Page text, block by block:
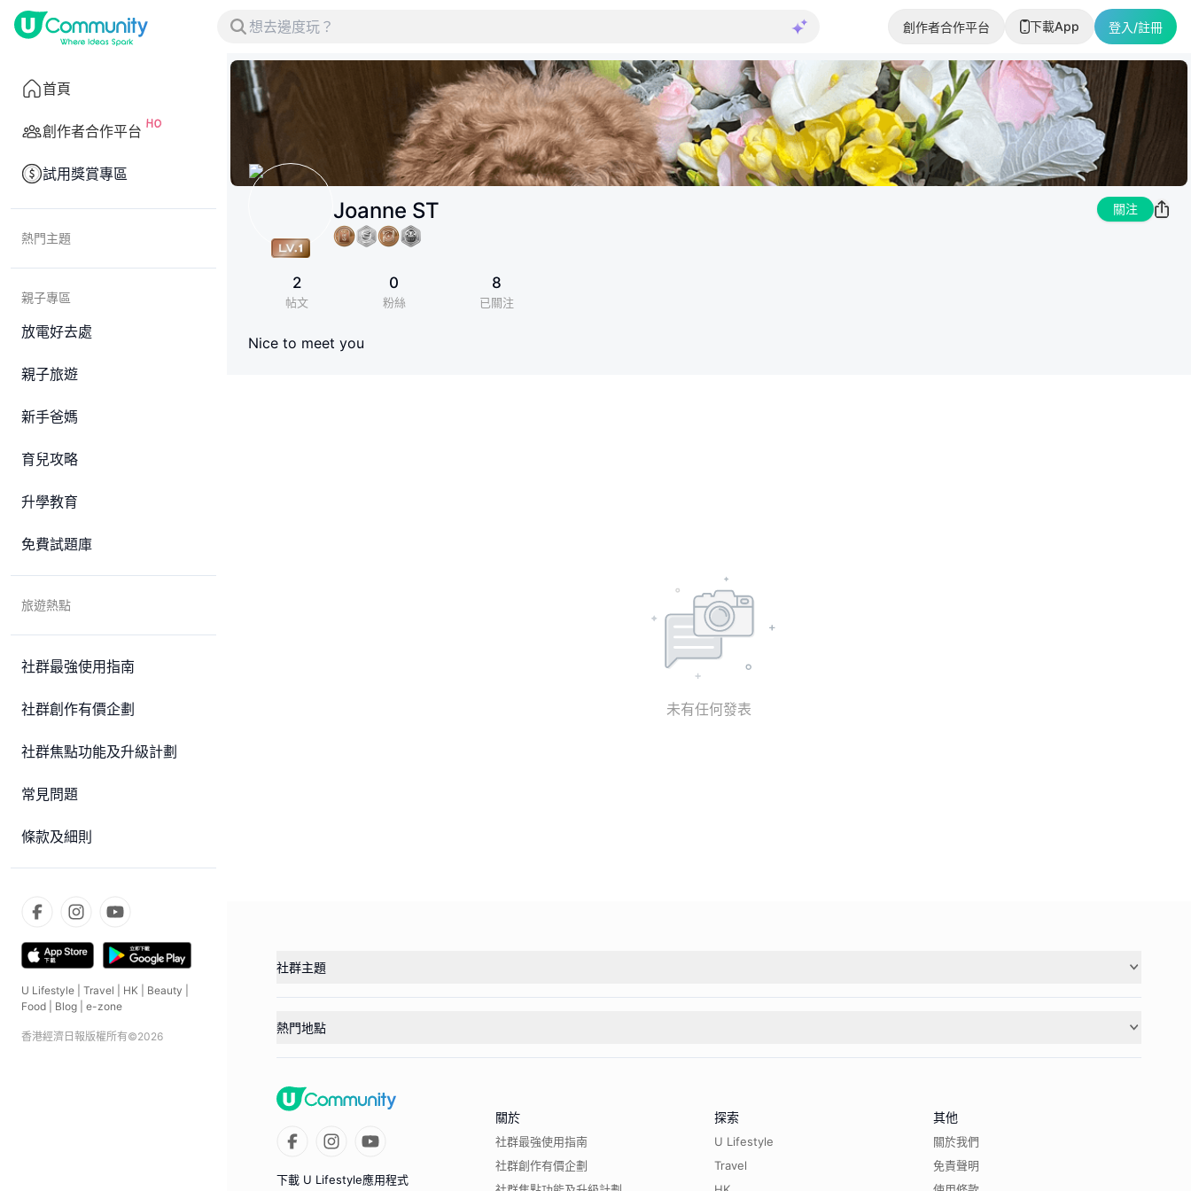
創作者合作平台 下載App 登入/註冊
首頁
創作者合作平台
試用獎賞專區
熱門主題
親子專區
放電好去處
親子旅遊
新手爸媽
育兒攻略
升學教育
免費試題庫
旅遊熱點
社群最強使用指南
社群創作有價企劃
社群焦點功能及升級計劃
常見問題
條款及細則
U Lifestyle Travel HK Beauty
Food
Blog e-zone
香港經濟日報版權所有©2026
Joanne ST 關注
2
帖文
0
粉絲
8
已關注
Nice to meet you
未有任何發表
社群主題
熱門地點
下載 U Lifestyle應用程式
關於
社群最強使用指南
社群創作有價企劃
探索
U Lifestyle
Travel
其他
關於我們
免責聲明